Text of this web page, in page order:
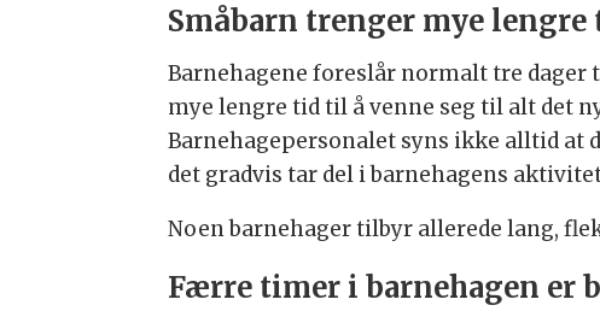
Småbarn trenger mye
Barnehagene foreslår normalt tre
mye lengre tid til å venne seg til alt det
Barnehagepersonalet syns ikke alltid at
det gradvis tar del i barnehagens
Noen barnehager tilbyr allerede lang,
Færre timer i barnehagen er